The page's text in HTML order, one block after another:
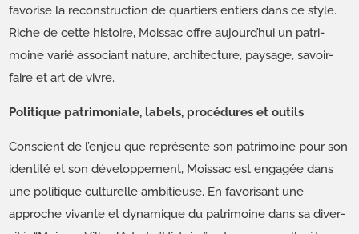
favorise la recon­struc­tion de quartiers entiers dans ce style.
Riche de cette his­toire, Moissac offre aujourd’hui un pat­ri­
moine var­ié asso­ciant nature, archi­tec­ture, paysage, savoir-
faire et art de vivre.
Politique patrimoniale, labels, procédures et outils
Con­scient de l’enjeu que représente son pat­ri­moine pour son
iden­tité et son développe­ment, Moissac est engagée dans
une poli­tique cul­turelle ambitieuse. En favorisant une
approche vivante et dynamique du pat­ri­moine dans sa diver­